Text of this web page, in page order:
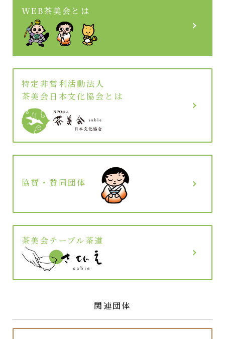
WEB茶美会とは
特定非営利活動法人
茶美会日本文化協会とは
協賛・賛同団体
茶美会テーブル茶道
関連団体